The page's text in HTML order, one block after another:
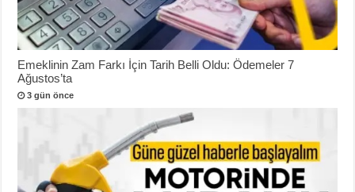
Emeklinin Zam Farkı İçin Tarih Belli Oldu: Ödemeler 7
Ağustos’ta
3 gün önce